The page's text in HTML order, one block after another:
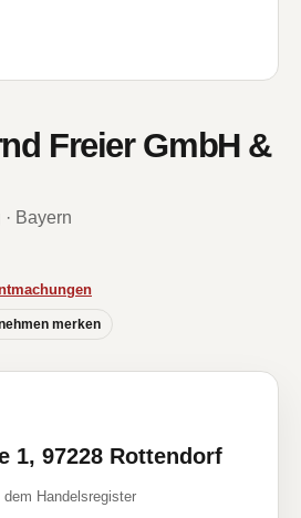
Freier GmbH &
Bayern
merken
1, 97228 Rottendorf
Handelsregister